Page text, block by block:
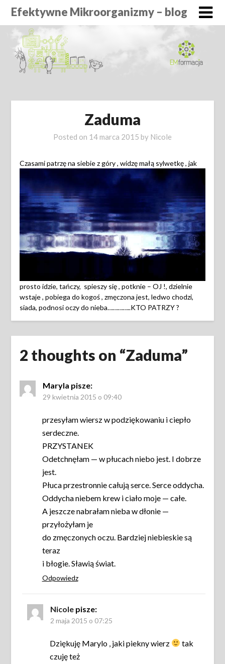
Efektywne Mikroorganizmy – blog
Zaduma
Posted on 14 marca 2015 by Nicole
Czasami patrzę na siebie z góry , widzęmałą sylwetkę , jak
prosto idzie, tańczy, spieszy się , potknie – OJ !, dzielnie
wstaje , pobiega do kogoś , zmęczona jest, ledwo chodzi,
siada, podnosi oczy do nieba…………..KTO PATRZY ?
2 thoughts on “Zaduma”
Maryla pisze:
29 kwietnia 2015 o 09:40
przesyłam wiersz w podziękowaniu i ciepło
serdeczne.
PRZYSTANEK
Odetchnęłam — w płucach niebo jest. I dobrze
jest.
Płuca przestronnie całują serce. Serce oddycha.
Oddycha niebem krew i ciało moje — całe.
A jeszcze nabrałam nieba w dłonie —
przyłożyłam je
do zmęczonych oczu. Bardziej niebieskie są
teraz
i błogie. Sławią świat.
Odpowiedz
Nicole pisze:
2 maja 2015 o 07:25
Dziękuję Marylo , jaki piekny wierz
tak
czuję też